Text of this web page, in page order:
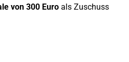
von 300 Euro als Zuschuss